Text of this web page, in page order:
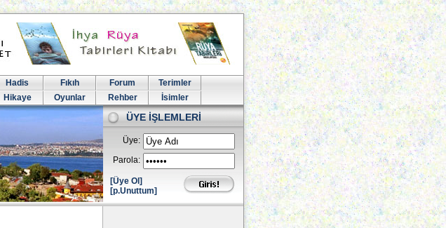
Hadis Fıkıh Forum
Terimler
Hikaye Oyunlar Rehber İsimler
ÜYE İŞLEMLERİ
Üye:
Parola:
[Üye Ol]
[p.Unuttum]